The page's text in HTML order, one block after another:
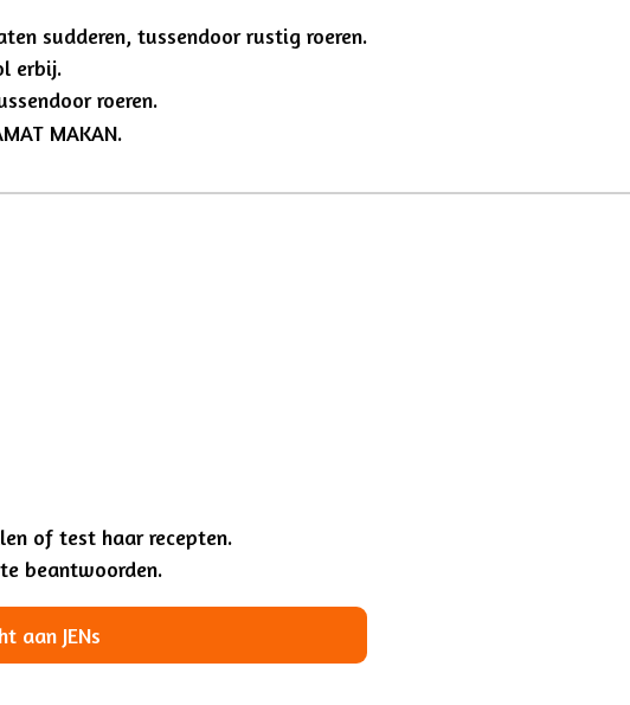
sudderen, tussendoor rustig roeren.
erbij.
roeren.
MAKAN.
of test haar recepten.
beantwoorden.
aan JENs